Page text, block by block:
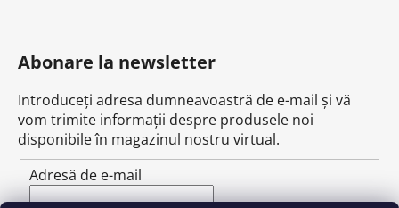
Abonare la newsletter
Introduceţi adresa dumneavoastră de e-mail şi vă
vom trimite informaţii despre produsele noi
disponibile în magazinul nostru virtual.
Adresă de e-mail